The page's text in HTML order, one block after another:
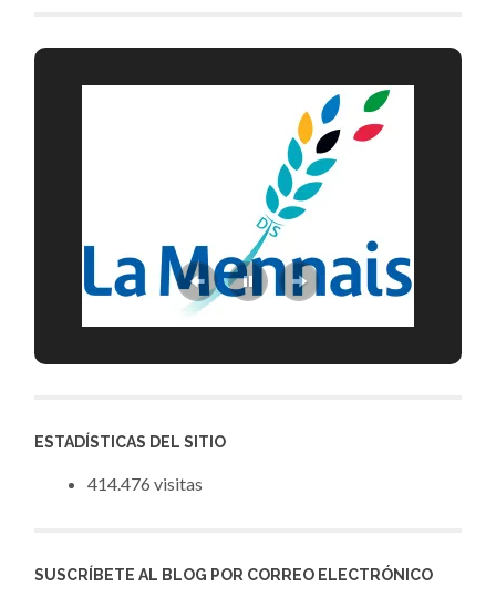
ESTADÍSTICAS DEL SITIO
414.476 visitas
SUSCRÍBETE AL BLOG POR CORREO ELECTRÓNICO